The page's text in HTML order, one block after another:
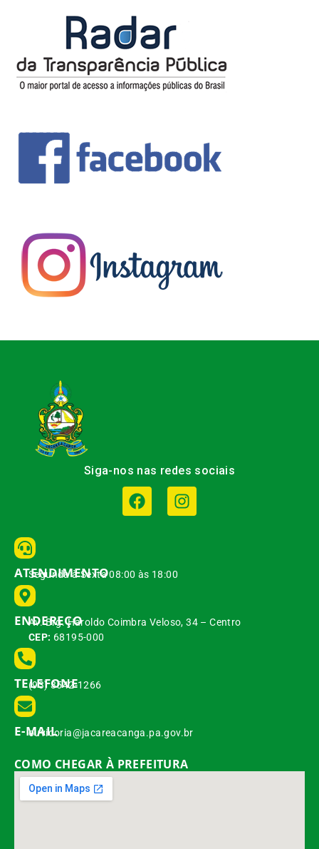
Siga-nos nas redes sociais
ATENDIMENTO
Segunda à Sexta 08:00 às 18:00
ENDEREÇO
Av. Brg. Haroldo Coimbra Veloso, 34 – Centro
CEP: 68195-000
TELEFONE
(93) 3542-1266
E-MAIL
ouvidoria@jacareacanga.pa.gov.br
COMO CHEGAR À PREFEITURA